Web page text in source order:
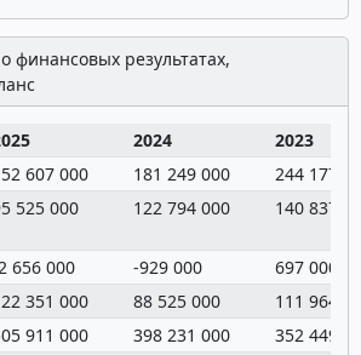
финансовых результатах,
2024
2023
607 000 181 249 000
244 177
525 000 122 794 000 140 837
656 000 -929 000
697 000
351 000 88 525 000
111 964
911 000 398 231 000
352 449